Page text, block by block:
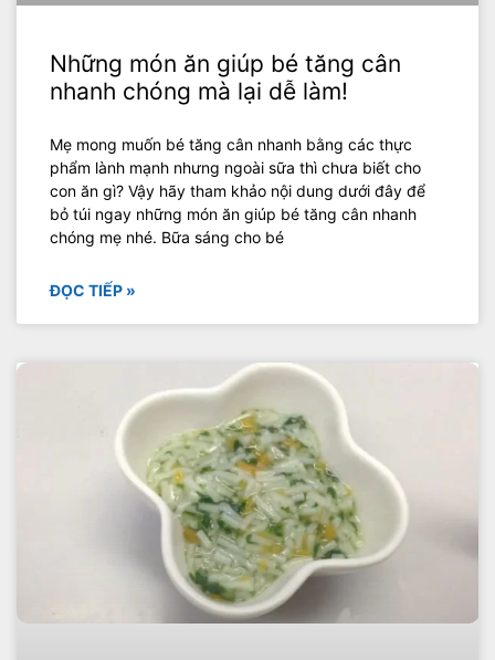
Những món ăn giúp bé tăng cân
nhanh chóng mà lại dễ làm!
Mẹ mong muốn bé tăng cân nhanh bằng các thực
phẩm lành mạnh nhưng ngoài sữa thì chưa biết cho
con ăn gì? Vậy hãy tham khảo nội dung dưới đây để
bỏ túi ngay những món ăn giúp bé tăng cân nhanh
chóng mẹ nhé. Bữa sáng cho bé
ĐỌC TIẾP »